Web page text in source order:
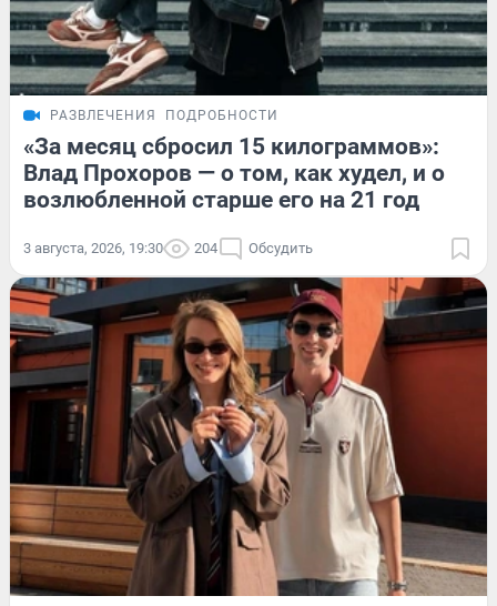
РАЗВЛЕЧЕНИЯ ПОДРОБНОСТИ
«За месяц сбросил 15 килограммов»:
Влад Прохоров — о том, как худел, и о
возлюбленной старше его на 21 год
3 августа, 2026, 19:30 204 Обсудить